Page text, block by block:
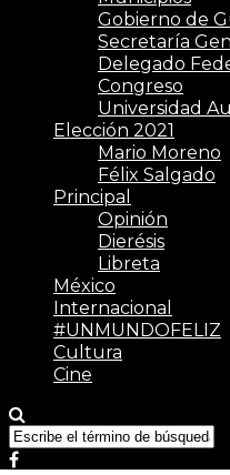
Gobierno de
Secretaría
Delegado
Congreso
Universidad
Elección 2021
Mario Moreno
Félix Salgado
Principal
Opinión
Dierésis
Libreta
México
Internacional
#UNMUNDOFELIZ
Cultura
Cine